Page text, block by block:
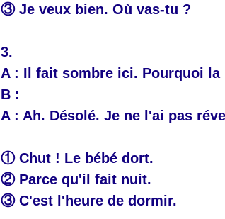
③ Je veux bien. Où vas-tu ?
3.
A : Il fait sombre ici. Pourquoi la
B :
A : Ah. Désolé. Je ne l'ai pas
① Chut ! Le bébé dort.
② Parce qu'il fait nuit.
③ C'est l'heure de dormir.